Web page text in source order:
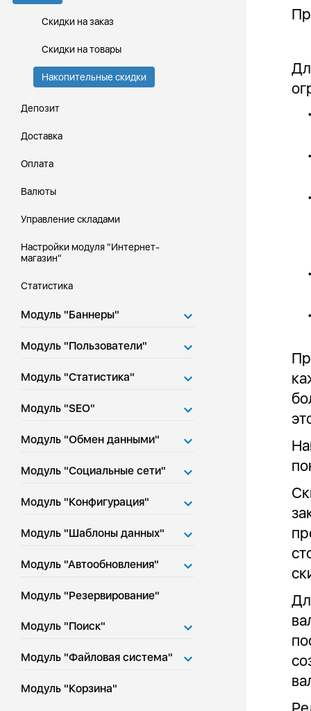
Скидки на заказ
Скидки на товары
Накопительные скидки
Депозит
Доставка
Оплата
Валюты
Управление складами
Настройки модуля "Интернет-
магазин"
Статистика
Модуль "Баннеры"
Модуль "Пользователи"
Модуль "Статистика"
Модуль "SEO"
Модуль "Обмен данными"
Модуль "Социальные сети"
Модуль "Конфигурация"
Модуль "Шаблоны данных"
Модуль "Автообновления"
Модуль "Резервирование"
Модуль "Поиск"
Модуль "Файловая система"
Модуль "Корзина"
•
•
•
•
•